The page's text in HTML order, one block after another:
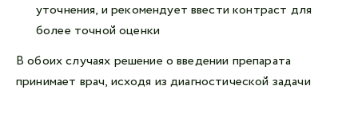
уточнения, и рекомендует ввести контраст для
более точной оценки
В обоих случаях решение о введении препарата
принимает врач, исходя из диагностической задачи